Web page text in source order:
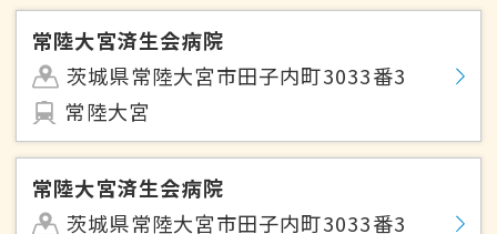
常陸大宮済生会病院
茨城県常陸大宮市田子内町3033番3
常陸大宮
常陸大宮済生会病院
茨城県常陸大宮市田子内町3033番3